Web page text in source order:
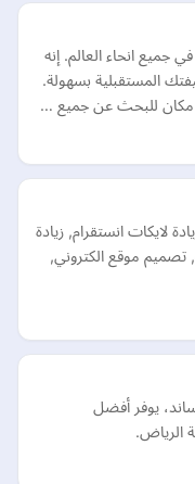
انحاء العالم. إنه
المستقبلية بسهولة.
للبحث عن جميع …
لايكات انستقرام, زيادة
تصميم موقع الكتروني,
يوفر أفضل
الرياض.